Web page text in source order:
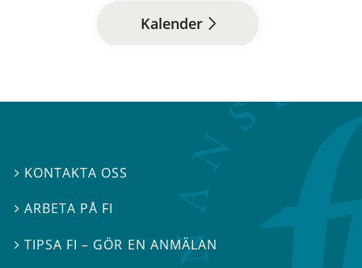
Kalender
 KONTAKTA OSS
ARBETA PÅ FI
TIPSA FI – GÖR EN ANMÄLAN